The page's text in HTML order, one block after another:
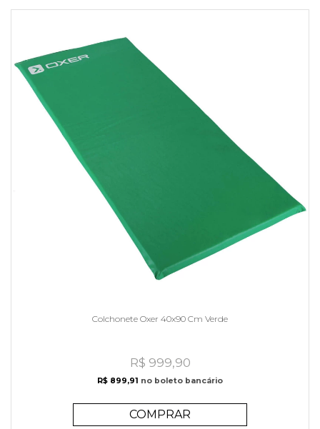
Colchonete Oxer 40x90 Cm Verde
R$ 999,90
R$ 899,91 no boleto bancário
COMPRAR